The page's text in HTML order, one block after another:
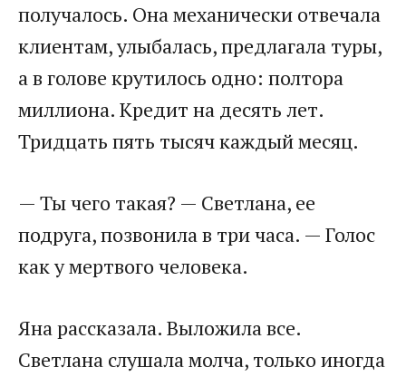
получалось. Она механически отвечала
клиентам, улыбалась, предлагала туры,
а в голове крутилось одно: полтора
миллиона. Кредит на десять лет.
Тридцать пять тысяч каждый месяц.
— Ты чего такая? — Светлана, ее
подруга, позвонила в три часа. — Голос
как у мертвого человека.
Яна рассказала. Выложила все.
Светлана слушала молча, только иногда